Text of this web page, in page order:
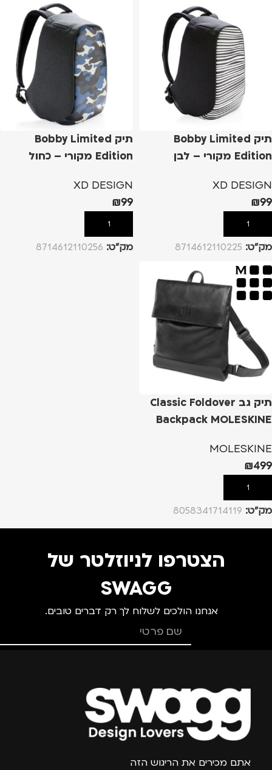
תיק Bobby Limited
Edition מקורי – לבן
XD DESIGN
₪99
הוספה לסל
מק”ט: 8714612110225
תיק Bobby Limited
Edition מקורי – כחול
XD DESIGN
₪99
הוספה לסל
מק”ט: 8714612110256
תיק גב Classic Foldover
Backpack MOLESKINE
MOLESKINE
₪499
הוספה לסל
מק”ט: 8058341714119
הצטרפו לניוזלטר של
SWAGG
אנחנו הולכים לשלוח לך רק דברים טובים.
צרפו אותי למועדון
אתם מכירים את הריגוש הזה